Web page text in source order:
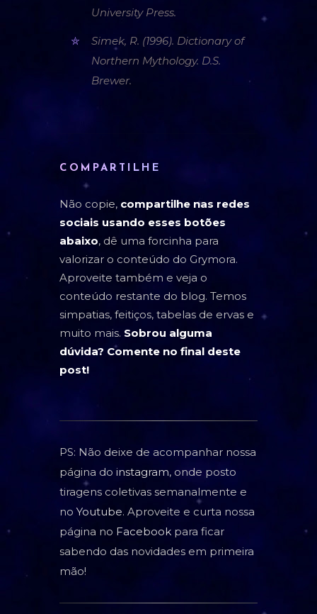
University Press.
Simek, R. (1996). Dictionary of
Northern Mythology. D.S.
Brewer.
COMPARTILHE
Não copie, compartilhe nas redes
sociais usando esses botões
abaixo, dê uma forcinha para
valorizar o conteúdo do Grymora.
Aproveite também e veja o
conteúdo restante do blog. Temos
simpatias, feitiços, tabelas de ervas e
muito mais. Sobrou alguma
dúvida? Comente no final deste
post!
PS: Não deixe de acompanhar nossa
página do instagram, onde posto
tiragens coletivas semanalmente e
no Youtube. Aproveite e curta nossa
página no Facebook para ficar
sabendo das novidades em primeira
mão!